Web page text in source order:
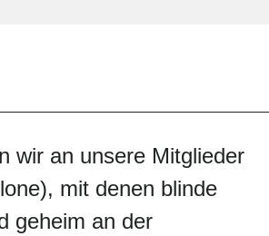
wir an unsere Mitglieder
mit denen blinde
geheim an der